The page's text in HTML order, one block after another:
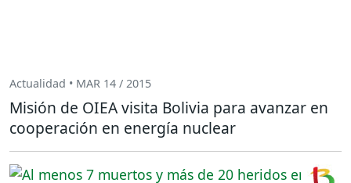
Actualidad • MAR 14 / 2015
Misión de OIEA visita Bolivia para avanzar en
cooperación en energía nuclear